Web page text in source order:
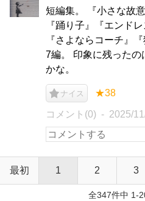
短編集。 『小さな故
『踊り子』『エンド
『さよならコーチ』
7編。 印象に残った
かな。
ナイス ★38
コメント(0) 2025/
最初 1 2 3
全347件中 1-